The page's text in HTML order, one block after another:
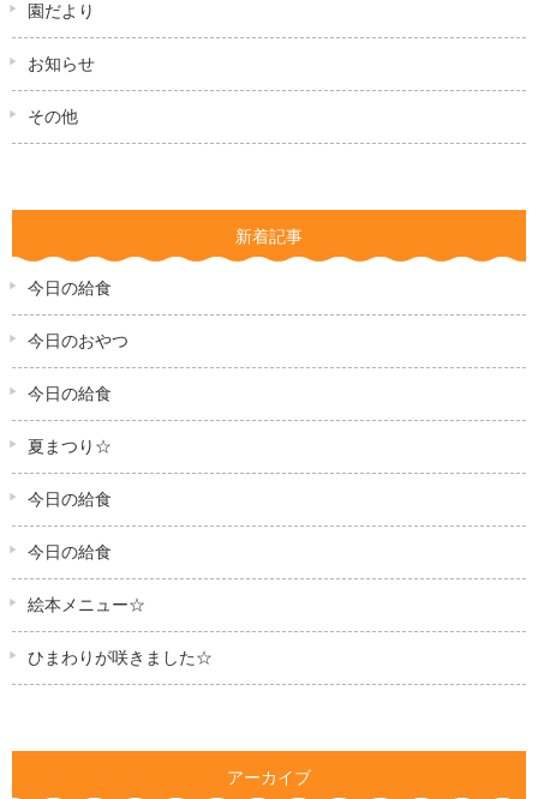
園だより
お知らせ
その他
新着記事
今日の給食
今日のおやつ
今日の給食
夏まつり☆
今日の給食
今日の給食
絵本メニュー☆
ひまわりが咲きました☆
アーカイブ